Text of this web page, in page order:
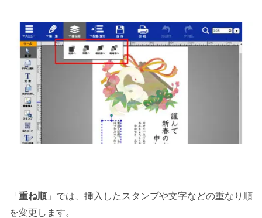
「 重ね順」では、挿入したスタンプや文字などの重なり順
を変更します。